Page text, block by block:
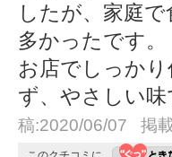
したが、家庭
多かったです
お店でしっか
ず、やさしい
稿:2020/06/07 掲載